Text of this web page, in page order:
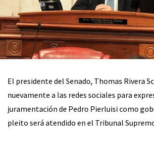
El presidente del Senado, Thomas Rivera
nuevamente a las redes sociales para
juramentación de Pedro Pierluisi como
pleito será atendido en el Tribunal